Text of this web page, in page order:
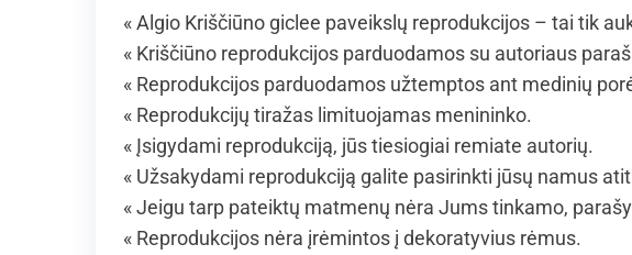
« Algio Kriščiūno giclee paveikslų reprodukcijos – tai tik
« Kriščiūno reprodukcijos parduodamos su autoriaus
« Reprodukcijos parduodamos užtemptos ant medinių
« Reprodukcijų tiražas limituojamas menininko.
« Įsigydami reprodukciją, jūs tiesiogiai remiate autorių.
« Užsakydami reprodukciją galite pasirinkti jūsų namus
« Jeigu tarp pateiktų matmenų nėra Jums tinkamo,
« Reprodukcijos nėra įrėmintos į dekoratyvius rėmus.